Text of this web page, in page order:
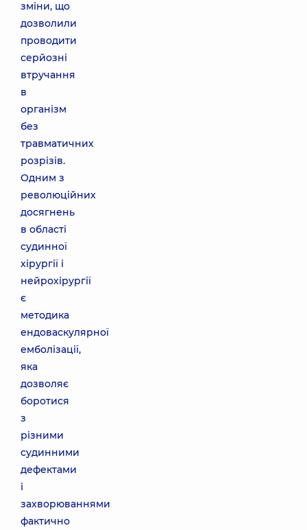
зміни, що
дозволили
проводити
серйозні
втручання
в
організм
без
травматичних
розрізів.
Одним з
революційних
досягнень
в області
судинної
хірургії і
нейрохірургії
є
методика
ендоваскулярної
емболізації,
яка
дозволяє
боротися
з
різними
судинними
дефектами
і
захворюваннями
фактично